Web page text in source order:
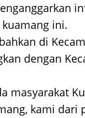
ini.
di
dengan
masyarakat
kami dari